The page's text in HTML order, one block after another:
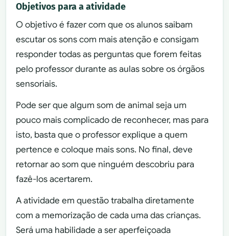
Objetivos para a atividade
O objetivo é fazer com que os alunos saibam
escutar os sons com mais atenção e consigam
responder todas as perguntas que forem feitas
pelo professor durante as aulas sobre os órgãos
sensoriais.
Pode ser que algum som de animal seja um
pouco mais complicado de reconhecer, mas para
isto, basta que o professor explique a quem
pertence e coloque mais sons. No final, deve
retornar ao som que ninguém descobriu para
fazê-los acertarem.
A atividade em questão trabalha diretamente
com a memorização de cada uma das crianças.
Será uma habilidade a ser aperfeiçoada